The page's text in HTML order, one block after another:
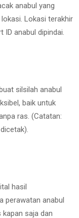
anabul yang
Lokasi terakhir
ID anabul dipindai.
silsilah anabul
baik untuk
ras. (Catatan:
hasil
perawatan anabul
kapan saja dan